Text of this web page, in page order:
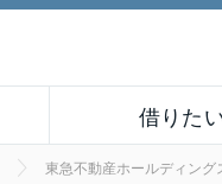
借りた
東急不動産ホールディン